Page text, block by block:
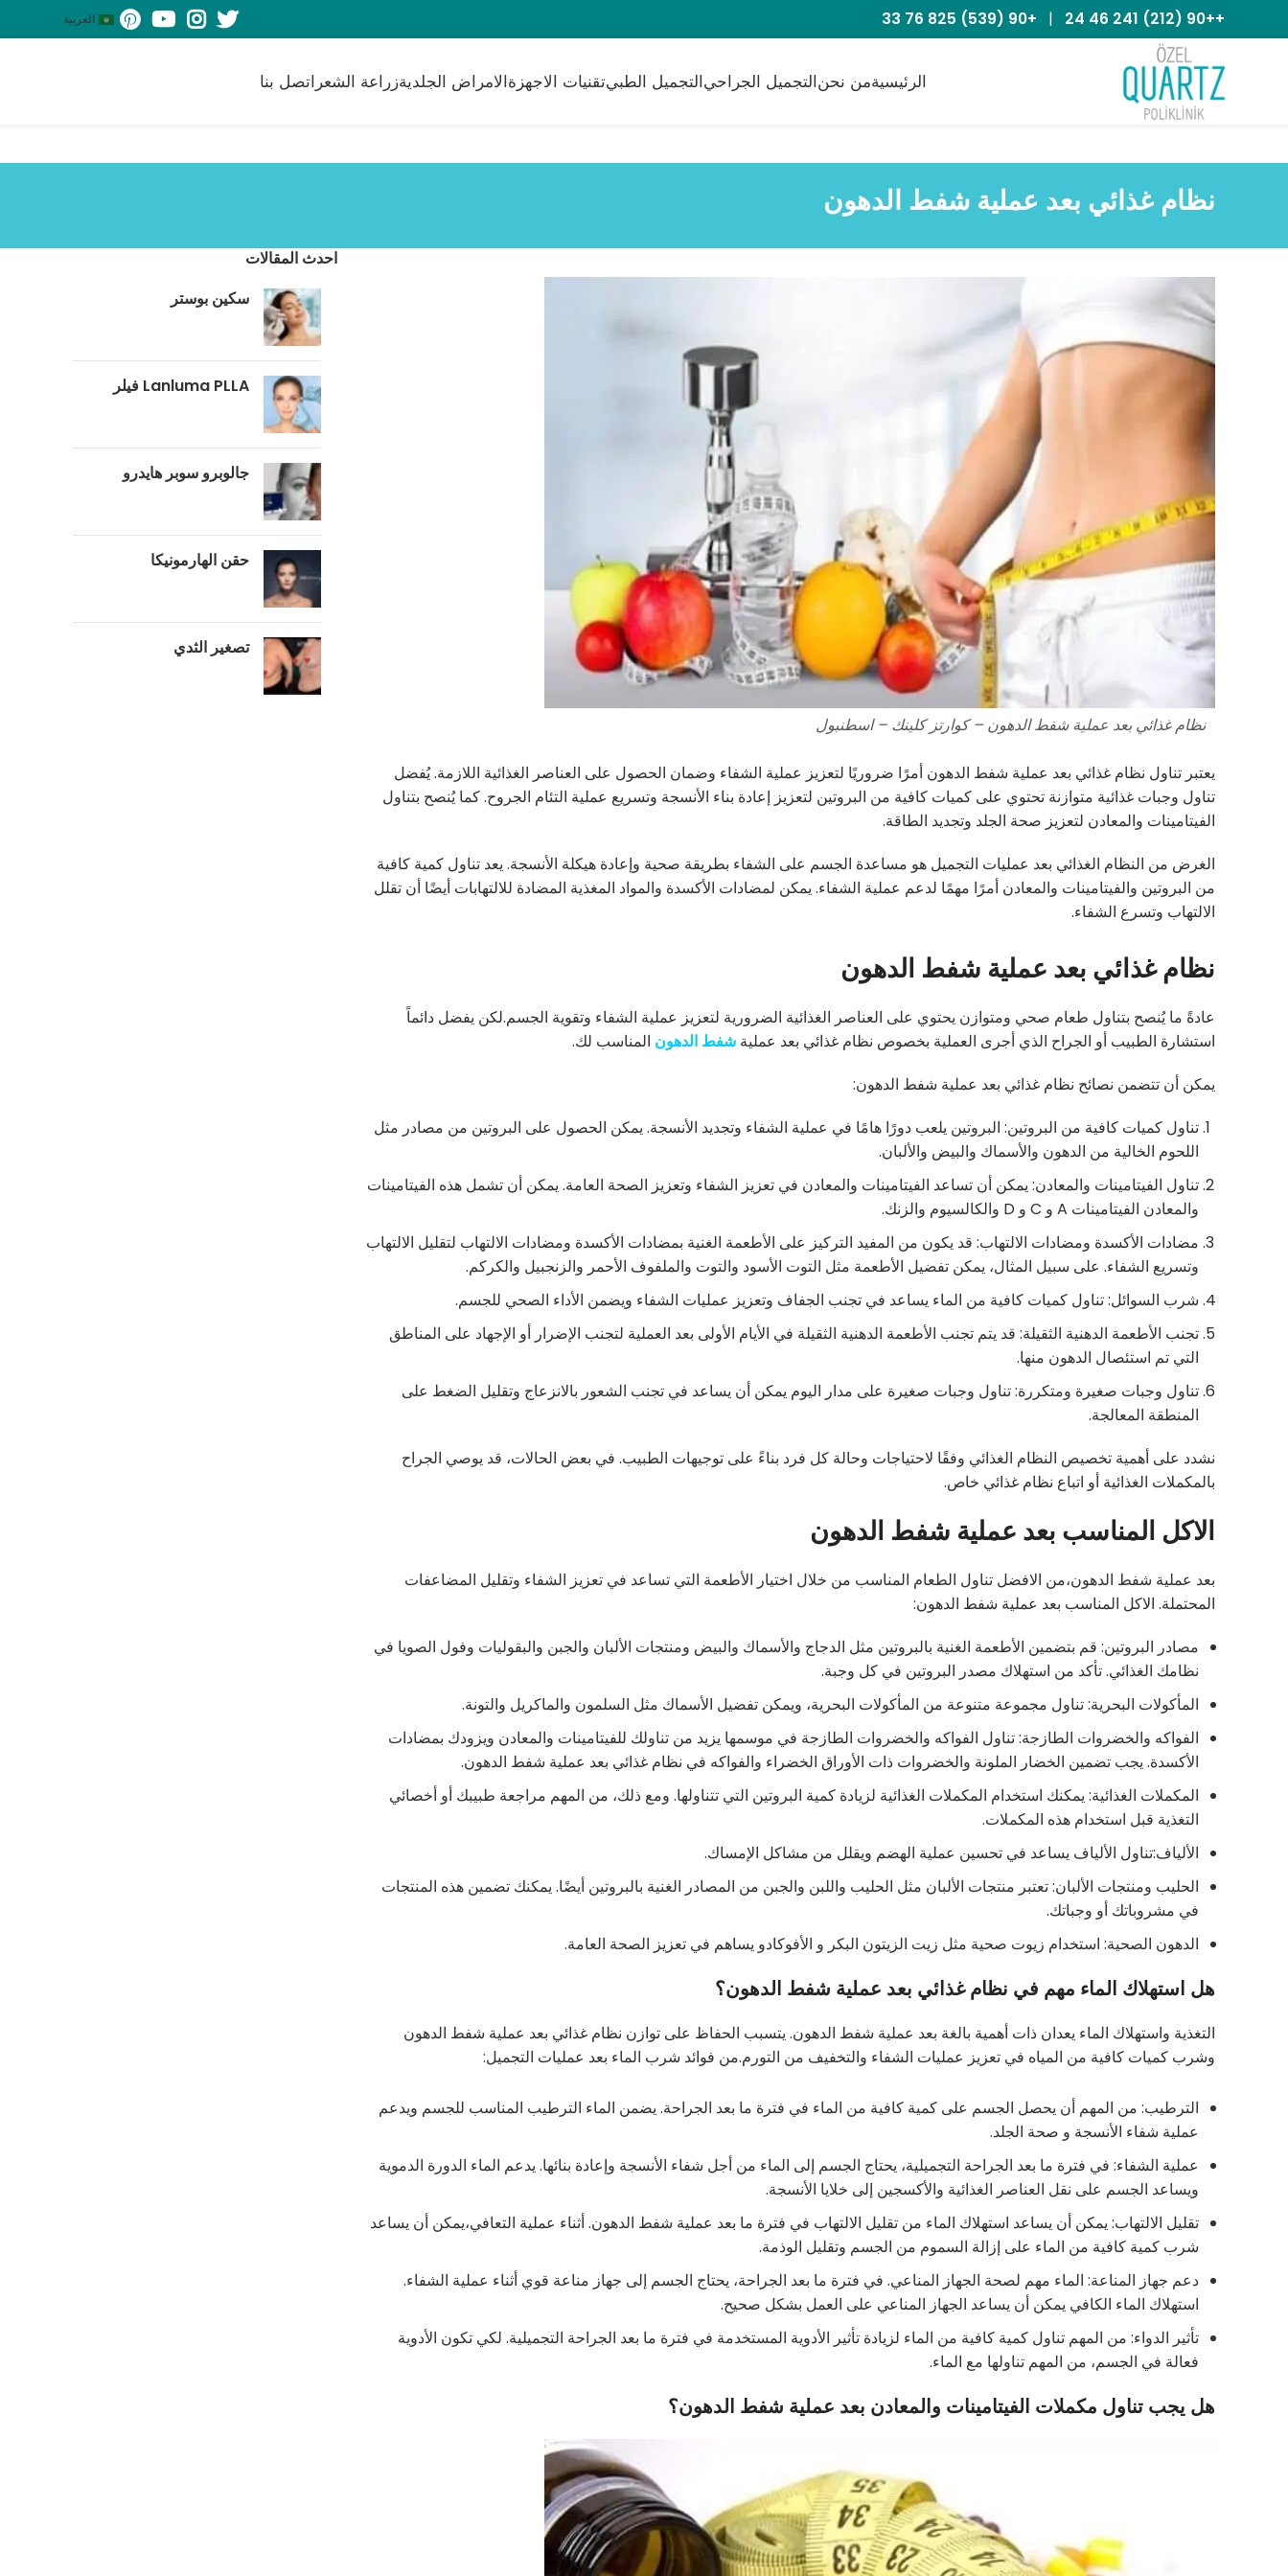
++90 (212) 241 46 24
|
+90 (539) 825 76 33 العربية
الرئيسيةمن نحنالتجميل الجراحيالتجميل الطبيتقنيات الاجهزةالامراض الجلديةزراعة الشعر اتصل بنا
نظام غذائي بعد عملية شفط الدهون
نظام غذائي بعد عملية شفط الدهون – كوارتز كلينك – اسطنبول
يعتبر تناول نظام غذائي بعد عملية شفط الدهون أمرًا ضروريًا لتعزيز عملية الشفاء وضمان الحصول على العناصر الغذائية اللازمة. يُفضل
تناول وجبات غذائية متوازنة تحتوي على كميات كافية من البروتين لتعزيز إعادة بناء الأنسجة وتسريع عملية التئام الجروح. كما يُنصح بتناول
الفيتامينات والمعادن لتعزيز صحة الجلد وتجديد الطاقة.
الغرض من النظام الغذائي بعد عمليات التجميل هو مساعدة الجسم على الشفاء بطريقة صحية وإعادة هيكلة الأنسجة. يعد تناول كمية كافية
من البروتين والفيتامينات والمعادن أمرًا مهمًا لدعم عملية الشفاء. يمكن لمضادات الأكسدة والمواد المغذية المضادة للالتهابات أيضًا أن تقلل
الالتهاب وتسرع الشفاء.
نظام غذائي بعد عملية شفط الدهون
عادةً ما يُنصح بتناول طعام صحي ومتوازن يحتوي على العناصر الغذائية الضرورية لتعزيز عملية الشفاء وتقوية الجسم.لكن يفضل دائماً
استشارة الطبيب أو الجراح الذي أجرى العملية بخصوص نظام غذائي بعد عملية شفط الدهون المناسب لك.
يمكن أن تتضمن نصائح نظام غذائي بعد عملية شفط الدهون:
تناول كميات كافية من البروتين: البروتين يلعب دورًا هامًا في عملية الشفاء وتجديد الأنسجة. يمكن الحصول على البروتين من مصادر مثل
اللحوم الخالية من الدهون والأسماك والبيض والألبان.
تناول الفيتامينات والمعادن: يمكن أن تساعد الفيتامينات والمعادن في تعزيز الشفاء وتعزيز الصحة العامة. يمكن أن تشمل هذه الفيتامينات
والمعادن الفيتامينات A و C و D والكالسيوم والزنك.
مضادات الأكسدة ومضادات الالتهاب: قد يكون من المفيد التركيز على الأطعمة الغنية بمضادات الأكسدة ومضادات الالتهاب لتقليل الالتهاب
وتسريع الشفاء. على سبيل المثال، يمكن تفضيل الأطعمة مثل التوت الأسود والتوت والملفوف الأحمر والزنجبيل والكركم.
شرب السوائل: تناول كميات كافية من الماء يساعد في تجنب الجفاف وتعزيز عمليات الشفاء ويضمن الأداء الصحي للجسم.
تجنب الأطعمة الدهنية الثقيلة: قد يتم تجنب الأطعمة الدهنية الثقيلة في الأيام الأولى بعد العملية لتجنب الإضرار أو الإجهاد على المناطق
التي تم استئصال الدهون منها.
تناول وجبات صغيرة ومتكررة: تناول وجبات صغيرة على مدار اليوم يمكن أن يساعد في تجنب الشعور بالانزعاج وتقليل الضغط على
المنطقة المعالجة.
نشدد على أهمية تخصيص النظام الغذائي وفقًا لاحتياجات وحالة كل فرد بناءً على توجيهات الطبيب. في بعض الحالات، قد يوصي الجراح
بالمكملات الغذائية أو اتباع نظام غذائي خاص.
الاكل المناسب بعد عملية شفط الدهون
بعد عملية شفط الدهون،من الافضل تناول الطعام المناسب من خلال اختيار الأطعمة التي تساعد في تعزيز الشفاء وتقليل المضاعفات
المحتملة. الاكل المناسب بعد عملية شفط الدهون:
مصادر البروتين: قم بتضمين الأطعمة الغنية بالبروتين مثل الدجاج والأسماك والبيض ومنتجات الألبان والجبن والبقوليات وفول الصويا في
نظامك الغذائي. تأكد من استهلاك مصدر البروتين في كل وجبة.
المأكولات البحرية: تناول مجموعة متنوعة من المأكولات البحرية، ويمكن تفضيل الأسماك مثل السلمون والماكريل والتونة.
الفواكه والخضروات الطازجة: تناول الفواكه والخضروات الطازجة في موسمها يزيد من تناولك للفيتامينات والمعادن ويزودك بمضادات
الأكسدة. يجب تضمين الخضار الملونة والخضروات ذات الأوراق الخضراء والفواكه في نظام غذائي بعد عملية شفط الدهون.
المكملات الغذائية: يمكنك استخدام المكملات الغذائية لزيادة كمية البروتين التي تتناولها. ومع ذلك، من المهم مراجعة طبيبك أو أخصائي
التغذية قبل استخدام هذه المكملات.
الألياف:تناول الألياف يساعد في تحسين عملية الهضم ويقلل من مشاكل الإمساك.
الحليب ومنتجات الألبان: تعتبر منتجات الألبان مثل الحليب واللبن والجبن من المصادر الغنية بالبروتين أيضًا. يمكنك تضمين هذه المنتجات
في مشروباتك أو وجباتك.
الدهون الصحية: استخدام زيوت صحية مثل زيت الزيتون البكر و الأفوكادو يساهم في تعزيز الصحة العامة.
هل استهلاك الماء مهم في نظام غذائي بعد عملية شفط الدهون؟
التغذية واستهلاك الماء يعدان ذات أهمية بالغة بعد عملية شفط الدهون. يتسبب الحفاظ على توازن نظام غذائي بعد عملية شفط الدهون
وشرب كميات كافية من المياه في تعزيز عمليات الشفاء والتخفيف من التورم.من فوائد شرب الماء بعد عمليات التجميل:
الترطيب: من المهم أن يحصل الجسم على كمية كافية من الماء في فترة ما بعد الجراحة. يضمن الماء الترطيب المناسب للجسم ويدعم
عملية شفاء الأنسجة و صحة الجلد.
عملية الشفاء: في فترة ما بعد الجراحة التجميلية، يحتاج الجسم إلى الماء من أجل شفاء الأنسجة وإعادة بنائها. يدعم الماء الدورة الدموية
ويساعد الجسم على نقل العناصر الغذائية والأكسجين إلى خلايا الأنسجة.
تقليل الالتهاب: يمكن أن يساعد استهلاك الماء من تقليل الالتهاب في فترة ما بعد عملية شفط الدهون. أثناء عملية التعافي،يمكن أن يساعد
شرب كمية كافية من الماء على إزالة السموم من الجسم وتقليل الوذمة.
دعم جهاز المناعة: الماء مهم لصحة الجهاز المناعي. في فترة ما بعد الجراحة، يحتاج الجسم إلى جهاز مناعة قوي أثناء عملية الشفاء.
استهلاك الماء الكافي يمكن أن يساعد الجهاز المناعي على العمل بشكل صحيح.
تأثير الدواء: من المهم تناول كمية كافية من الماء لزيادة تأثير الأدوية المستخدمة في فترة ما بعد الجراحة التجميلية. لكي تكون الأدوية
فعالة في الجسم، من المهم تناولها مع الماء.
هل يجب تناول مكملات الفيتامينات والمعادن بعد عملية شفط الدهون؟
احدث المقالات
سكين بوستر
‎Lanluma PLLA فيلر
جالوبرو سوبر هايدرو
حقن الهارمونيكا
تصغير الثدي